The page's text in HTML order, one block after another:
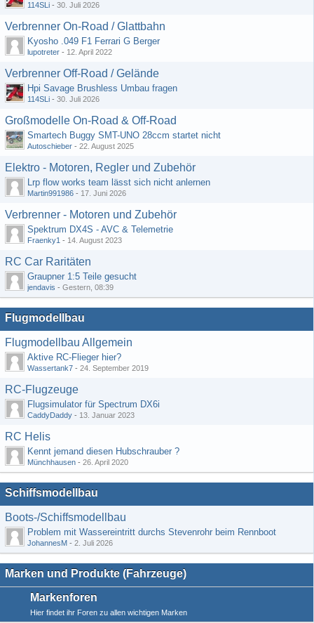
114SLi - 30. Juli 2026
Verbrenner On-Road / Glattbahn
Kyosho .049 F1 Ferrari G Berger
lupotreter - 12. April 2022
Verbrenner Off-Road / Gelände
Hpi Savage Brushless Umbau fragen
114SLi - 30. Juli 2026
Großmodelle On-Road & Off-Road
Smartech Buggy SMT-UNO 28ccm startet nicht
Autoschieber - 22. August 2025
Elektro - Motoren, Regler und Zubehör
Lrp flow works team lässt sich nicht anlernen
Martin991986 - 17. Juni 2026
Verbrenner - Motoren und Zubehör
Spektrum DX4S - AVC & Telemetrie
Fraenky1 - 14. August 2023
RC Car Raritäten
Graupner 1:5 Teile gesucht
jendavis - Gestern, 08:39
Flugmodellbau
Flugmodellbau Allgemein
Aktive RC-Flieger hier?
Wassertank7 - 24. September 2019
RC-Flugzeuge
Flugsimulator für Spectrum DX6i
CaddyDaddy - 13. Januar 2023
RC Helis
Kennt jemand diesen Hubschrauber ?
Münchhausen - 26. April 2020
Schiffsmodellbau
Boots-/Schiffsmodellbau
Problem mit Wassereintritt durchs Stevenrohr beim Rennboot
JohannesM - 2. Juli 2026
Marken und Produkte (Fahrzeuge)
Markenforen
Hier findet ihr Foren zu allen wichtigen Marken